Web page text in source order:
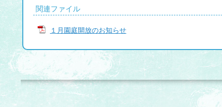
関連ファイル
１月園庭開放のお知らせ